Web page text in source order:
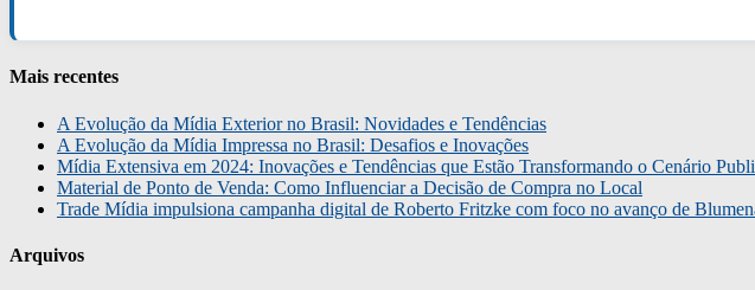
Mais recentes
A Evolução da Mídia Exterior no Brasil: Novidades e Tendências
A Evolução da Mídia Impressa no Brasil: Desafios e Inovações
Mídia Extensiva em 2024: Inovações e Tendências que Estão Transformando o Cenário
Material de Ponto de Venda: Como Influenciar a Decisão de Compra no Local
Trade Mídia impulsiona campanha digital de Roberto Fritzke com foco no avanço de
Arquivos